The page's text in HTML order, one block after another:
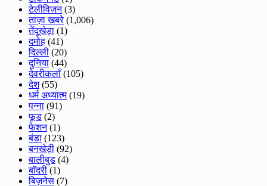
टेलीविजन(3)
ताज़ा खबरे(1,006)
तेंदूखेड़ा (1)
दमोह (41)
दिल्ली (20)
दुनिया (44)
देवरीकलाँ(105)
देश(55)
धर्म अध्यात्म(19)
पन्ना (91)
फूड (2)
फेशन(1)
बंडा (123)
बनखेड़ी (92)
बालीबुड (4)
बाॅदरी (1)
बिज़नेस (7)